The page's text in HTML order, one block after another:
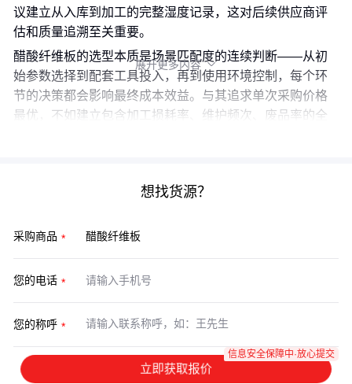
议建立从入库到加工的完整湿度记录，这对后续供应商评
估和质量追溯至关重要。
醋酸纤维板的选型本质是场景匹配度的连续判断——从初
始参数选择到配套工具投入，再到使用环境控制，每个环
节的决策都会影响最终成本效益。与其追求单次采购价格
最优，不如建立包含加工损耗率、维护频次、废品率的全
展开更多内容 
想找货源？
采购商品
您的电话
您的称呼
立即获取报价
信息安全保障中·放心提交